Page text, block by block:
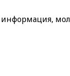
информация,